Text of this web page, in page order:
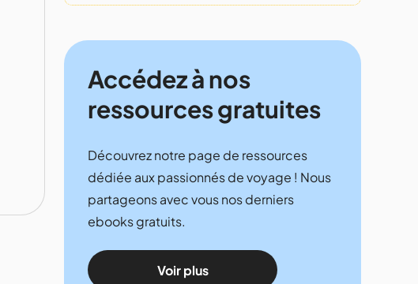
Accédez à nos
ressources gratuites
Découvrez notre page de ressources
dédiée aux passionnés de voyage ! Nous
partageons avec vous nos derniers
ebooks gratuits.
Voir plus